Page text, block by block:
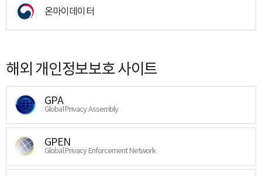
온마이데이터
해외 개인정보보호 사이트
GPA
Global Privacy Assembly
GPEN
Global Privacy Enforcement Network